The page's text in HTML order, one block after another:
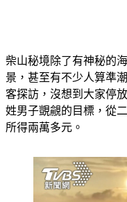
柴山秘境除了有神秘的
景，甚至有不少人算準
客探訪，沒想到大家停
姓男子覬覦的目標，從